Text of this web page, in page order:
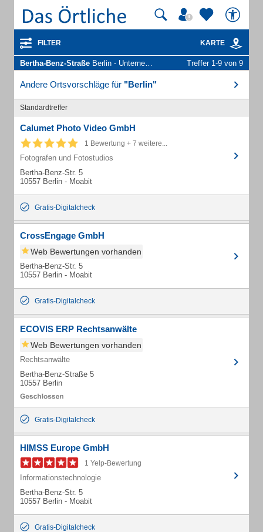
FILTER KARTE
Bertha-Benz-Straße Berlin - Unternehmen und Personen Treffer 1-9 von 9
Andere Ortsvorschläge für "Berlin"
Standardtreffer
Calumet Photo Video GmbH
1 Bewertung + 7 weitere...
Fotografen und Fotostudios
Bertha-Benz-Str. 5
10557 Berlin - Moabit
Gratis-Digitalcheck
CrossEngage GmbH
Web Bewertungen vorhanden
Bertha-Benz-Str. 5
10557 Berlin - Moabit
Gratis-Digitalcheck
ECOVIS ERP Rechtsanwälte
Web Bewertungen vorhanden
Rechtsanwälte
Bertha-Benz-Straße 5
10557 Berlin
Gratis-Digitalcheck
HIMSS Europe GmbH
1 Yelp-Bewertung
Informationstechnologie
Bertha-Benz-Str. 5
10557 Berlin - Moabit
Gratis-Digitalcheck